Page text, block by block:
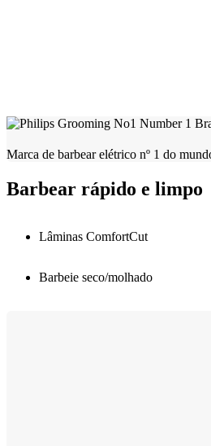
Marca de barbear elétrico nº 1 do
Barbear rápido e limpo
Lâminas ComfortCut
Barbeie seco/molhado